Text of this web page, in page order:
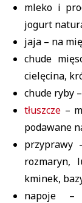
mleko i
jogurt
jaja – na
chude
cielęcina,
chude ryby
tłuszcze –
podawane
przyprawy
rozmaryn,
kminek,
napoje –